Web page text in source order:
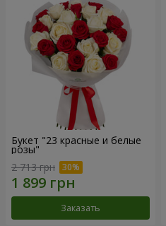
Букет "23 красные и белые
розы"
2 713 грн
Заказать